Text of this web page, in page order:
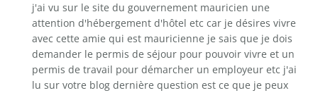
j'ai vu sur le site du gouvernement mauricien une
attention d'hébergement d'hôtel etc car je désires vivre
avec cette amie qui est mauricienne je sais que je dois
demander le permis de séjour pour pouvoir vivre et un
permis de travail pour démarcher un employeur etc j'ai
lu sur votre blog dernière question est ce que je peux